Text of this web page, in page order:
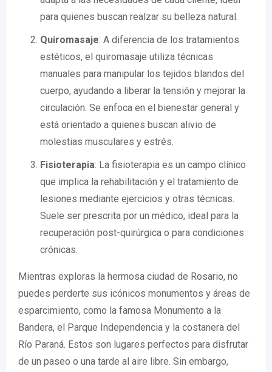
para quienes buscan realzar su belleza natural.
Quiromasaje: A diferencia de los tratamientos
estéticos, el quiromasaje utiliza técnicas
manuales para manipular los tejidos blandos del
cuerpo, ayudando a liberar la tensión y mejorar la
circulación. Se enfoca en el bienestar general y
está orientado a quienes buscan alivio de
molestias musculares y estrés.
Fisioterapia: La fisioterapia es un campo clínico
que implica la rehabilitación y el tratamiento de
lesiones mediante ejercicios y otras técnicas.
Suele ser prescrita por un médico, ideal para la
recuperación post-quirúrgica o para condiciones
crónicas.
Mientras exploras la hermosa ciudad de Rosario, no
puedes perderte sus icónicos monumentos y áreas de
esparcimiento, como la famosa Monumento a la
Bandera, el Parque Independencia y la costanera del
Río Paraná. Estos son lugares perfectos para disfrutar
de un paseo o una tarde al aire libre. Sin embargo,